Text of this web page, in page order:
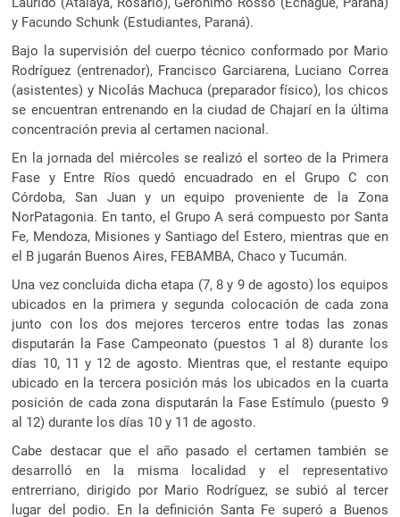
y Facundo Schunk (Estudiantes, Paraná).
Bajo la supervisión del cuerpo técnico conformado por Mario
Rodríguez (entrenador), Francisco Garciarena, Luciano Correa
(asistentes) y Nicolás Machuca (preparador físico), los chicos
se encuentran entrenando en la ciudad de Chajarí en la última
concentración previa al certamen nacional.
En la jornada del miércoles se realizó el sorteo de la Primera
Fase y Entre Ríos quedó encuadrado en el Grupo C con
Córdoba, San Juan y un equipo proveniente de la Zona
NorPatagonia. En tanto, el Grupo A será compuesto por Santa
Fe, Mendoza, Misiones y Santiago del Estero, mientras que en
el B jugarán Buenos Aires, FEBAMBA, Chaco y Tucumán.
Una vez concluida dicha etapa (7, 8 y 9 de agosto) los equipos
ubicados en la primera y segunda colocación de cada zona
junto con los dos mejores terceros entre todas las zonas
disputarán la Fase Campeonato (puestos 1 al 8) durante los
días 10, 11 y 12 de agosto. Mientras que, el restante equipo
ubicado en la tercera posición más los ubicados en la cuarta
posición de cada zona disputarán la Fase Estímulo (puesto 9
al 12) durante los días 10 y 11 de agosto.
Cabe destacar que el año pasado el certamen también se
desarrolló en la misma localidad y el representativo
entrerriano, dirigido por Mario Rodríguez, se subió al tercer
lugar del podio. En la definición Santa Fe superó a Buenos